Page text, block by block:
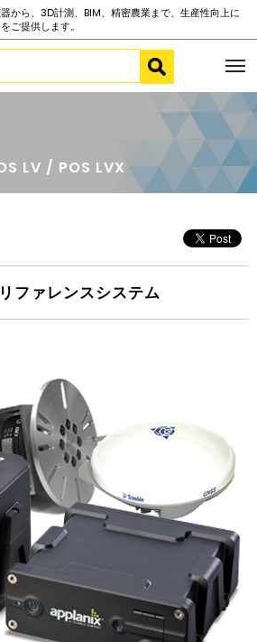
から、3D計測、BIM、精密農業まで、生産性向上に
ご提供します。
LV / POS LVX
ファレンスシステム